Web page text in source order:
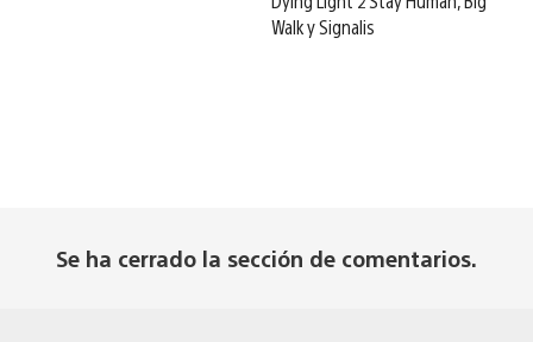
Walk y Signalis
Se ha cerrado la sección de comentarios.